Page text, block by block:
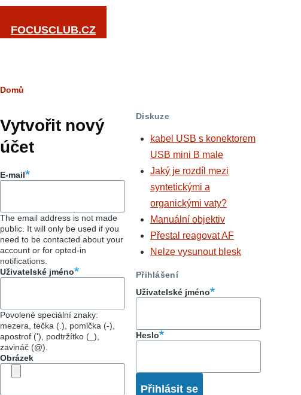
Přejít k hlavnímu obsahu
FOCUSCLUB.CZ
Hlavní
záložky
Drobečková
navigace
Domů
Vytvořit nový
účet
E-mail
The email address is not made
public. It will only be used if you
need to be contacted about your
account or for opted-in
notifications.
Uživatelské jméno
Povolené speciální znaky:
mezera, tečka (.), pomlčka (-),
apostrof ('), podtržítko (_),
zavináč (@).
Obrázek
Diskuze
kabel USB s konektorem
USB mini B male
Jaký je rozdíl mezi
syntetickými a
organickými vaty?
Manuální objektiv
Přestal reagovat AF
Nelze vysunout blesk
Přihlášení
Uživatelské jméno
Heslo